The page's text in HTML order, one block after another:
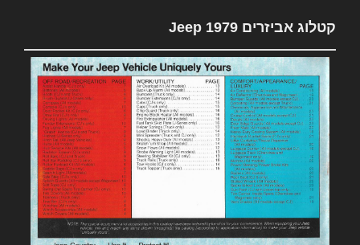
קטלוג אביזרים 1979 Jeep